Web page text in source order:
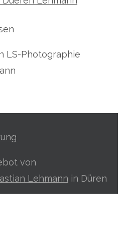
LS-Photographie
von
Lehmann in Düren